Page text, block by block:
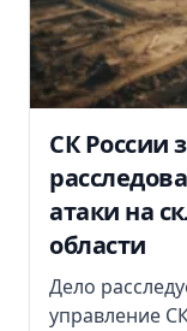
СК России
атаки на
области
Дело
управление